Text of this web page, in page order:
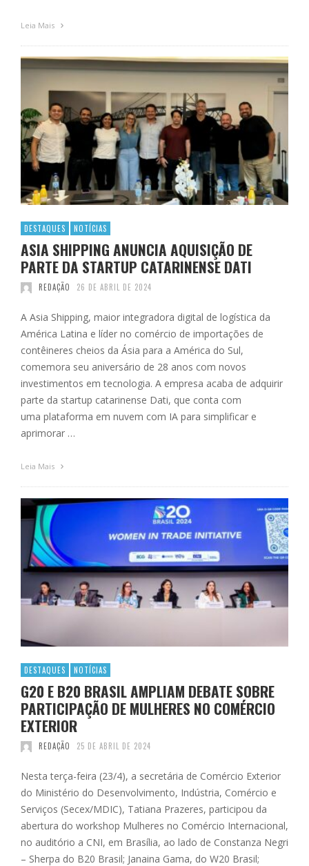
Leia Mais
DESTAQUES NOTÍCIAS
ASIA SHIPPING ANUNCIA AQUISIÇÃO DE
PARTE DA STARTUP CATARINENSE DATI
REDAÇÃO 26 DE ABRIL DE 2024
A Asia Shipping, maior integradora digital de logística da
América Latina e líder no comércio de importações de
contêineres cheios da Ásia para a América do Sul,
comemora seu aniversário de 28 anos com novos
investimentos em tecnologia. A empresa acaba de adquirir
parte da startup catarinense Dati, que conta com
uma plataforma em nuvem com IA para simplificar e
aprimorar …
Leia Mais
DESTAQUES NOTÍCIAS
G20 E B20 BRASIL AMPLIAM DEBATE SOBRE
PARTICIPAÇÃO DE MULHERES NO COMÉRCIO
EXTERIOR
REDAÇÃO 25 DE ABRIL DE 2024
Nesta terça-feira (23/4), a secretária de Comércio Exterior
do Ministério do Desenvolvimento, Indústria, Comércio e
Serviços (Secex/MDIC), Tatiana Prazeres, participou da
abertura do workshop Mulheres no Comércio Internacional,
no auditório a CNI, em Brasília, ao lado de Constanza Negri
– Sherpa do B20 Brasil; Janaina Gama, do W20 Brasil;